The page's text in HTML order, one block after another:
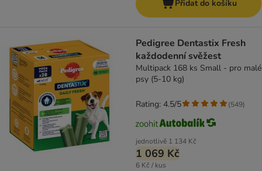
Přidat do košíku
Pedigree Dentastix Fresh
každodenní svěžest
Multipack 168 ks Small - pro malé
psy (5-10 kg)
jednotlivě 1 134 Kč
1 069 Kč
6 Kč / kus
Rating: 4.5/5 (549)